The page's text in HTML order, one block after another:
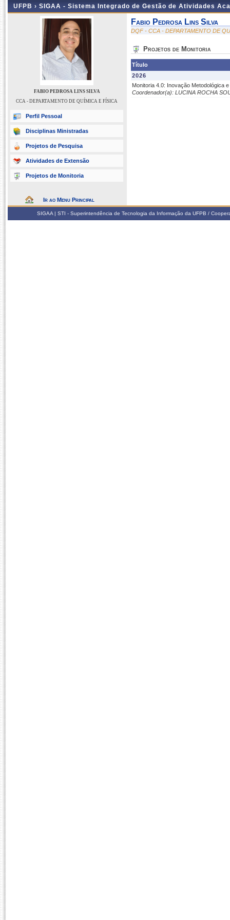
UFPB › SIGAA - Sistema Integrado de Gestão de Atividades
FABIO PEDROSA LINS SILVA
CCA - DEPARTAMENTO DE QUÍMICA E FÍSICA
Perfil Pessoal
Disciplinas Ministradas
Projetos de Pesquisa
Atividades de Extensão
Projetos de Monitoria
Ir ao Menu Principal
Fabio Pedrosa Lins Silva
DQF - CCA - DEPARTAMENTO DE
Projetos de Monitoria
Título
2026
Monitoria 4.0: Inovação Metodológica
Coordenador(a): LUCINA ROCHA
SIGAA | STI - Superintendência de Tecnologia da Informação da UFPB /